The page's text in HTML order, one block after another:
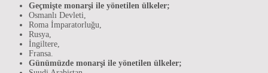
Geçmişte monarşi ile yönetilen ülkeler;
Osmanlı Devleti,
Roma İmparatorluğu,
Rusya,
İngiltere,
Fransa.
Günümüzde monarşi ile yönetilen ülkeler;